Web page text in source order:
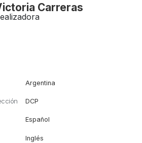
Carreras
Argentina
DCP
Español
Inglés